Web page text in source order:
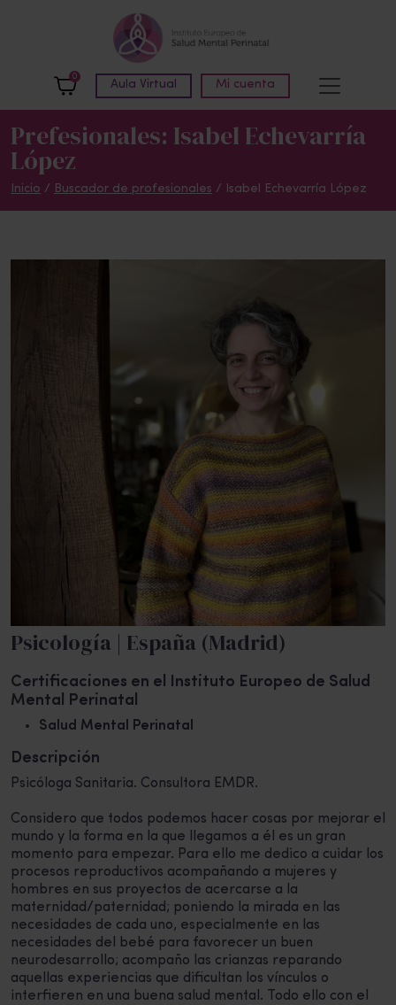
0
Aula Virtual Mi cuenta
Prefesionales: Isabel Echevarría
López
Inicio / Buscador de profesionales / Isabel Echevarría López
Psicología | España (Madrid)
Certificaciones en el Instituto Europeo de Salud
Mental Perinatal
Salud Mental Perinatal
Descripción
Psicóloga Sanitaria. Consultora EMDR.
Considero que todos podemos hacer cosas por mejorar el
mundo y la forma en la que llegamos a él es un gran
momento para empezar. Para ello me dedico a cuidar los
procesos reproductivos acompañando a mujeres y
hombres en sus proyectos de acercarse a la
maternidad/paternidad; poniendo la mirada en las
necesidades de cada uno, especialmente en las
necesidades del bebé para favorecer un buen
neurodesarrollo; acompaño las crianzas reparando
aquellas experiencias que dificultan los vínculos o
interfieren en una buena salud mental. Todo ello con el